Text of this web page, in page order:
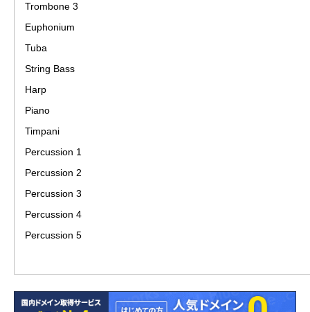
Trombone 3
Euphonium
Tuba
String Bass
Harp
Piano
Timpani
Percussion 1
Percussion 2
Percussion 3
Percussion 4
Percussion 5